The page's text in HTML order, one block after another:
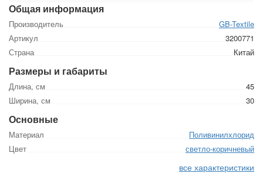
Общая информация
Производитель
GB-Textile
Артикул
3200771
Страна
Китай
Размеры и габариты
Длина, см
45
Ширина, см
30
Основные
Материал
Поливинилхлорид
Цвет
светло-коричневый
все характеристики